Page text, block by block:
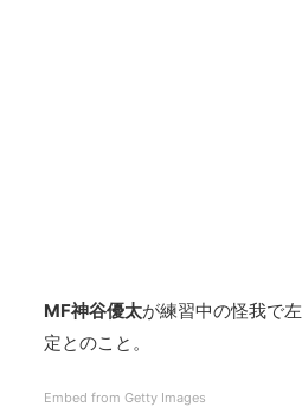
MF神谷優太が練習中の怪我で
定とのこと。
Embed from Getty Images